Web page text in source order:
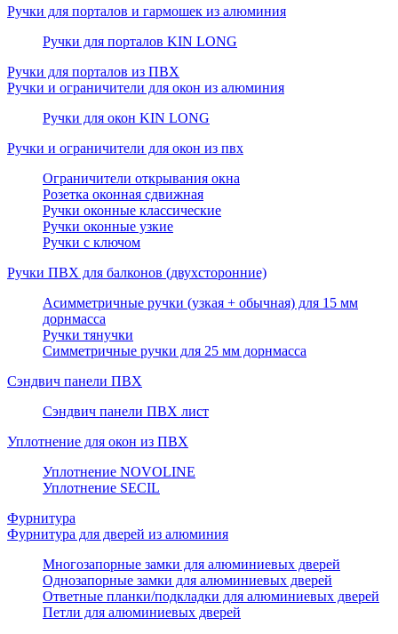
Ручки для порталов и гармошек из алюминия
Ручки для порталов KIN LONG
Ручки для порталов из ПВХ
Ручки и ограничители для окон из алюминия
Ручки для окон KIN LONG
Ручки и ограничители для окон из пвх
Ограничители открывания окна
Розетка оконная сдвижная
Ручки оконные классические
Ручки оконные узкие
Ручки с ключом
Ручки ПВХ для балконов (двухсторонние)
Асимметричные ручки (узкая + обычная) для 15 мм
дорнмасса
Ручки тянучки
Симметричные ручки для 25 мм дорнмасса
Сэндвич панели ПВХ
Сэндвич панели ПВХ лист
Уплотнение для окон из ПВХ
Уплотнение NOVOLINE
Уплотнение SECIL
Фурнитура
Фурнитура для дверей из алюминия
Многозапорные замки для алюминиевых дверей
Однозапорные замки для алюминиевых дверей
Ответные планки/подкладки для алюминиевых дверей
Петли для алюминиевых дверей